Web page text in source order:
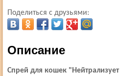
Поделиться с друзьями:
Описание
Спрей для кошек